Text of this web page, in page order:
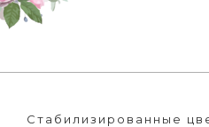
Стабилизированные